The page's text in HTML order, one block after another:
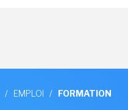
/ EMPLOI / FORMATION